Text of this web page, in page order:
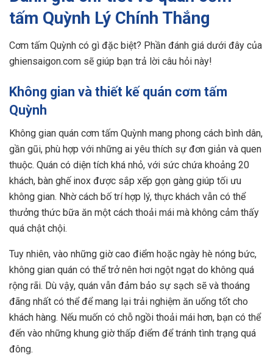
tấm Quỳnh Lý Chính Thắng
Cơm tấm Quỳnh có gì đặc biệt? Phần đánh giá dưới đây của
ghiensaigon.com sẽ giúp bạn trả lời câu hỏi này!
Không gian và thiết kế quán cơm tấm
Quỳnh
Không gian quán cơm tấm Quỳnh mang phong cách bình dân,
gần gũi, phù hợp với những ai yêu thích sự đơn giản và quen
thuộc. Quán có diện tích khá nhỏ, với sức chứa khoảng 20
khách, bàn ghế inox được sắp xếp gọn gàng giúp tối ưu
không gian. Nhờ cách bố trí hợp lý, thực khách vẫn có thể
thưởng thức bữa ăn một cách thoải mái mà không cảm thấy
quá chật chội.
Tuy nhiên, vào những giờ cao điểm hoặc ngày hè nóng bức,
không gian quán có thể trở nên hơi ngột ngạt do không quá
rộng rãi. Dù vậy, quán vẫn đảm bảo sự sạch sẽ và thoáng
đãng nhất có thể để mang lại trải nghiệm ăn uống tốt cho
khách hàng. Nếu muốn có chỗ ngồi thoải mái hơn, bạn có thể
đến vào những khung giờ thấp điểm để tránh tình trạng quá
đông.